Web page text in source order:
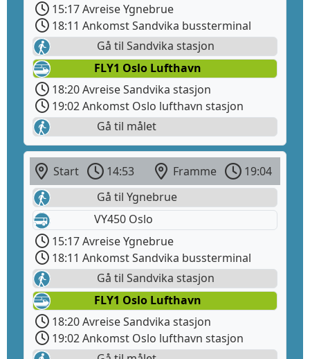
15:17 Avreise Ygnebrue
18:11 Ankomst Sandvika bussterminal
Gå til Sandvika stasjon
FLY1 Oslo Lufthavn
18:20 Avreise Sandvika stasjon
19:02 Ankomst Oslo lufthavn stasjon
Gå til målet
Start 14:53 Framme
19:04
Gå til Ygnebrue
VY450 Oslo
15:17 Avreise Ygnebrue
18:11 Ankomst Sandvika bussterminal
Gå til Sandvika stasjon
FLY1 Oslo Lufthavn
18:20 Avreise Sandvika stasjon
19:02 Ankomst Oslo lufthavn stasjon